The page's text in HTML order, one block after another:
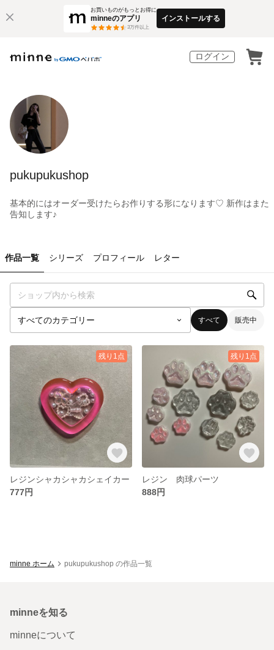
お買いものがもっとお得に
minneのアプリ
3万件以上
インストールする
ログイン
pukupukushop
基本的にはオーダー受けたらお作りする形になります♡ 新作はまた
告知します♪
作品一覧 シリーズ プロフィール レター
すべて 販売中
残り1点
レジンシャカシャカシェイカー
777円
残り1点
レジン 肉球パーツ
888円
minne ホーム pukupukushop の作品一覧
minneを知る
minneについて